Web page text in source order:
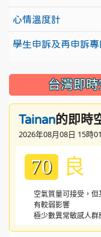
心情溫度計
學生申訴及再申訴專
台灣即時
Tainan的即時
2026年08月08日 15時
70 良
空氣質量可接受，
有較弱影響
極少數異常敏感人